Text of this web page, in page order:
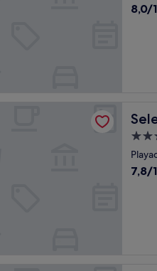
8.0
8,0/
4.0
7.8
7,8/
All Inclusive - Adults Only